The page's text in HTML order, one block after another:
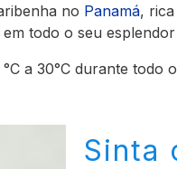
no Panamá,
todo o seu esplendor
a 30°C durante todo
Sinta